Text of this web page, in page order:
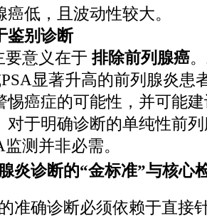
低，且波动性较大。
鉴别诊断
要意义在于 排除前列腺癌
PSA显著升高的前列腺炎患
惕癌症的可能性，并可能
对于明确诊断的单纯性前
测并非必需。
炎诊断的“金标准”与核心
准确诊断必须依赖于直接